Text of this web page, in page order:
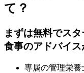
て？
まずは無料でス
食事のアドバイス
専属の管理栄養